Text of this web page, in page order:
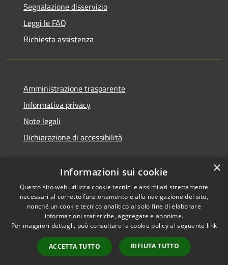
Segnalazione disservizio
Leggi le FAQ
Richiesta assistenza
Amministrazione trasparente
Informativa privacy
Note legali
Dichiarazione di accessibilità
RSS
Accessibilità
Copyright © 2026 • Comune di
Municipium•
Accesso
redazione
×
Informazioni sui cookie
Questo sito web utilizza cookie tecnici e assimilati strettamente
necessari al corretto funzionamento e alla navigazione del sito,
nonché un cookie tecnico analitico al solo fine di elaborare
informazioni statistiche, aggregate e anonime.
Per maggiori dettagli, può consultare la cookie policy al seguente link
ACCETTA TUTTO RIFIUTA TUTTO